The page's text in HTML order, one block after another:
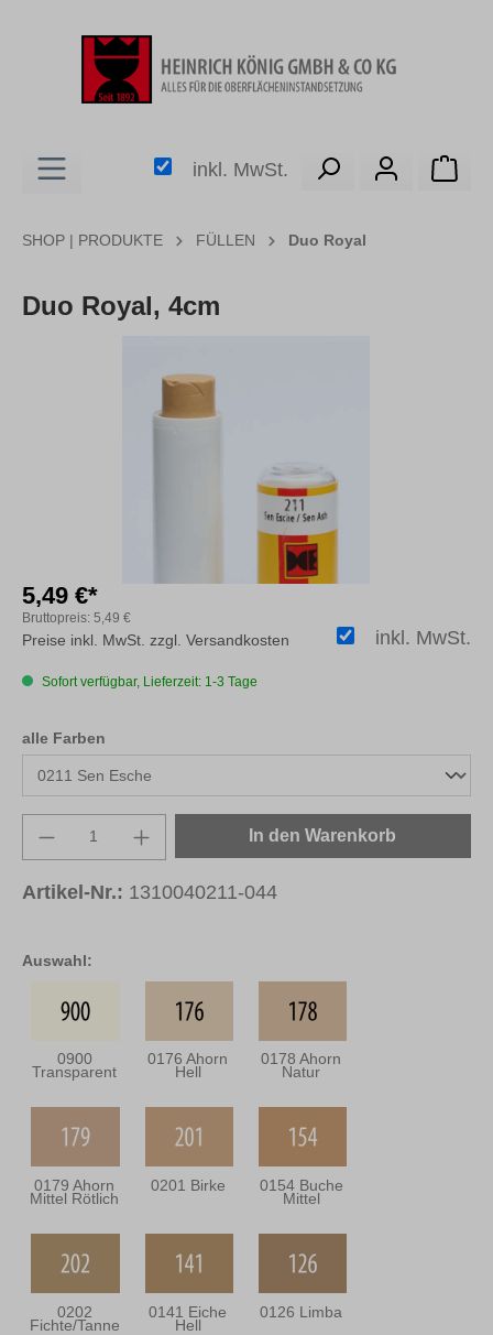
inkl. MwSt.
SHOP | PRODUKTE FÜLLEN Duo Royal
Duo Royal, 4cm
Auswahl:
0900
Transparent
0176 Ahorn
Hell
0178 Ahorn
Natur
0179 Ahorn
Mittel Rötlich
0201 Birke 0154 Buche
Mittel
0202
Fichte/Tanne
0141 Eiche
Hell
0126 Limba
5,49 €*
Bruttopreis: 5,49 €
inkl. MwSt.
Preise inkl. MwSt. zzgl. Versandkosten
Sofort verfügbar, Lieferzeit: 1-3 Tage
alle Farben
Produkt Anzahl: Gib den gewünschten
In den Warenkorb
Artikel-Nr.: 1310040211-044